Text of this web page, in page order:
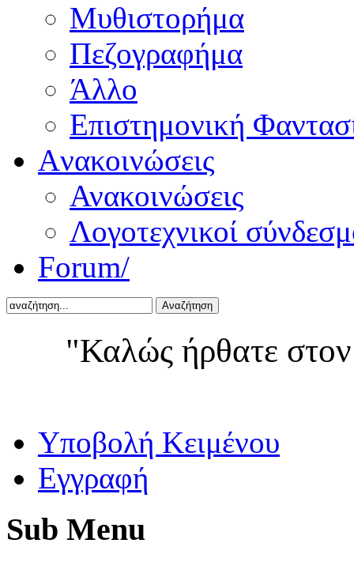
Μυθιστορήμα
Πεζογραφήμα
Άλλο
Επιστημονική
Aνακοινώσεις
Ανακοινώσεις
Λογοτεχνικοί
Forum/
Αναζήτηση
"Καλώς ήρθατε
Yποβολή Κειμένου
Εγγραφή
Sub Menu